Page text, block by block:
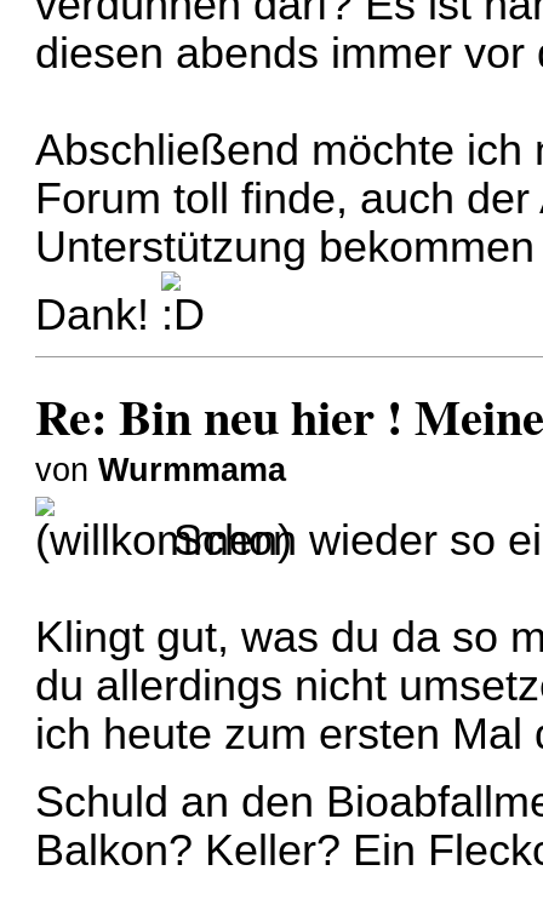
diesen abends immer
Abschließend möchte
Forum toll finde, auch
Unterstützung
Dank!
Re: Bin neu hier !
vonWurmmama
Schon wieder so
Klingt gut, was du da so
du allerdings nicht
ich heute zum ersten
Schuld an den
Balkon? Keller? Ein